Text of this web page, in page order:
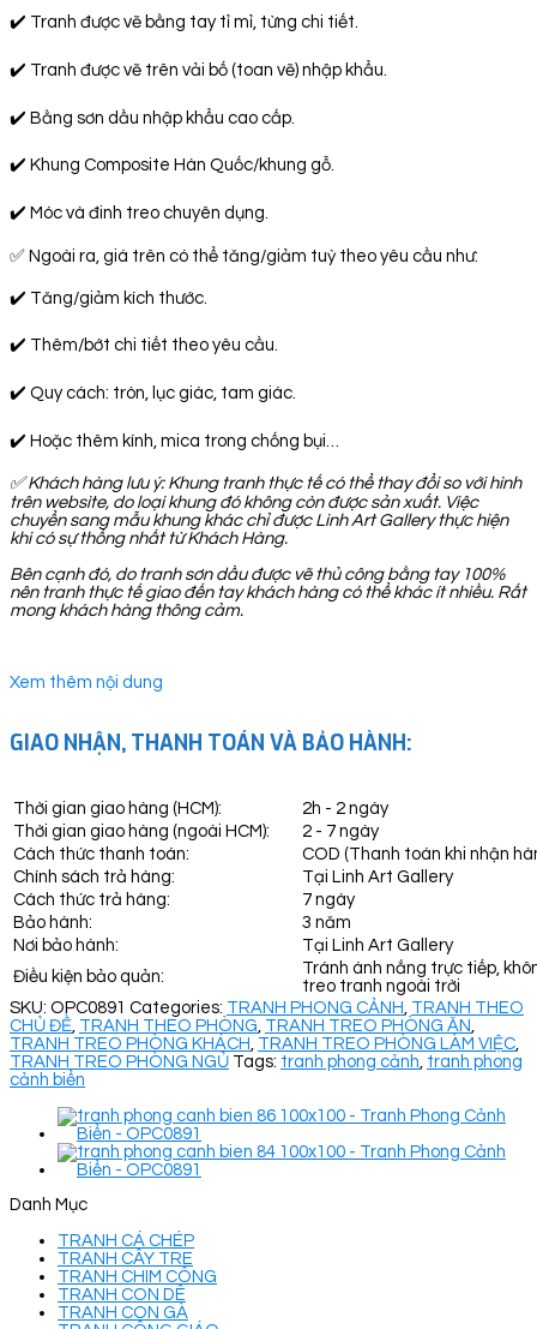
✔️ Tranh được vẽ bằng tay tỉ mỉ, từng chi tiết.
✔️ Tranh được vẽ trên vải bố (toan vẽ) nhập khẩu.
✔️ Bằng sơn dầu nhập khẩu cao cấp.
✔️ Khung Composite Hàn Quốc/khung gỗ.
✔️ Móc và đinh treo chuyên dụng.
✅ Ngoài ra, giá trên có thể tăng/giảm tuỳ theo yêu cầu như:
✔️ Tăng/giảm kích thước.
✔️ Thêm/bớt chi tiết theo yêu cầu.
✔️ Quy cách: tròn, lục giác, tam giác.
✔️ Hoặc thêm kính, mica trong chống bụi…
✅Khách hàng lưu ý: Khung tranh thực tế có thể thay đổi so với hình
trên website, do loại khung đó không còn được sản xuất. Việc
chuyển sang mẫu khung khác chỉ được Linh Art Gallery thực hiện
khi có sự thống nhất từ Khách Hàng.
Bên cạnh đó, do tranh sơn dầu được vẽ thủ công bằng tay 100%
nên tranh thực tế giao đến tay khách hàng có thể khác ít nhiều. Rất
mong khách hàng thông cảm.
Xem thêm nội dung
GIAO NHẬN, THANH TOÁN VÀ BẢO HÀNH:
Thời gian giao hàng (HCM):
2h - 2 ngày
Thời gian giao hàng (ngoài HCM):
2 - 7 ngày
Cách thức thanh toán:
COD (Thanh toán khi nhận
Chính sách trả hàng:
Tại Linh Art Gallery
Cách thức trả hàng:
7 ngày
Bảo hành:
3 năm
Nơi bảo hành:
Tại Linh Art Gallery
Điều kiện bảo quản:
Tránh ánh nắng trực tiếp,
treo tranh ngoài trời
SKU: OPC0891 Categories: TRANH PHONG CẢNH, TRANH THEO
CHỦ ĐỀ, TRANH THEO PHÒNG, TRANH TREO PHÒNG ĂN,
TRANH TREO PHÒNG KHÁCH, TRANH TREO PHÒNG LÀM VIỆC,
TRANH TREO PHÒNG NGỦ Tags: tranh phong cảnh, tranh phong
cảnh biển
Danh Mục
TRANH CÁ CHÉP
TRANH CÂY TRE
TRANH CHIM CÔNG
TRANH CON DÊ
TRANH CON GÀ